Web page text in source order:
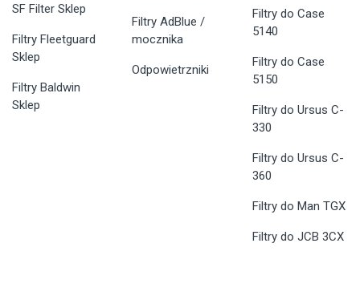
SF Filter Sklep
Filtry Fleetguard
Sklep
Filtry Baldwin
Sklep
Filtry AdBlue /
mocznika
Odpowietrzniki
Filtry do Case
5140
Filtry do Case
5150
Filtry do Ursus C-
330
Filtry do Ursus C-
360
Filtry do Man TGX
Filtry do JCB 3CX